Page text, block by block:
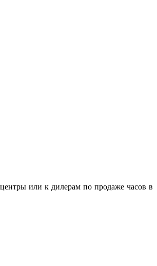
или к дилерам по продаже часов в